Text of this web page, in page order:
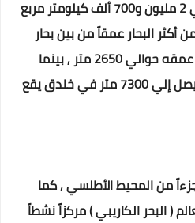
مساحة البحر الكاريبي حوالي 2 مليون و700 ألف كيلومتر مربع
أكثر البحار عمقاً من بين بحار
العالم أجمع أذ يصل متوسط عمقه حوالي 2650 متر , بينما
أقصي عمق للبحر الكاريبي يصل إلي 7300 متر في خندق يقع
من المحيط الأطلسي , كما
( البحر الكاريبي ) مركزاً نشطاً